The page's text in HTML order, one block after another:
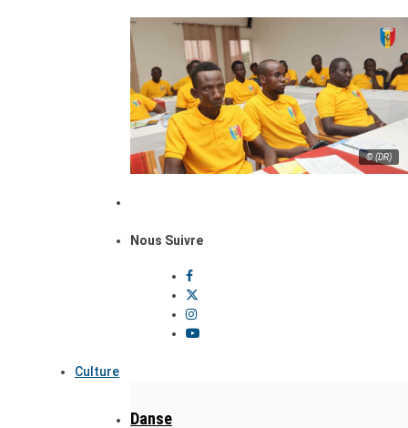
© (DR)
Nous Suivre
Culture
Danse